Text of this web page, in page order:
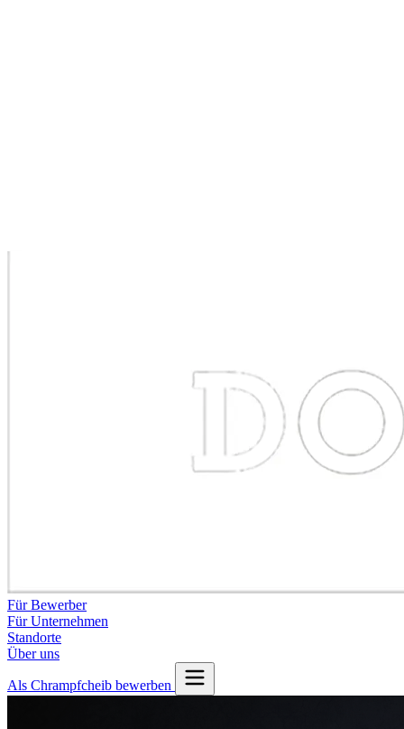
Für Bewerber
Für Unternehmen
Standorte
Über uns
Als Chrampfcheib bewerben